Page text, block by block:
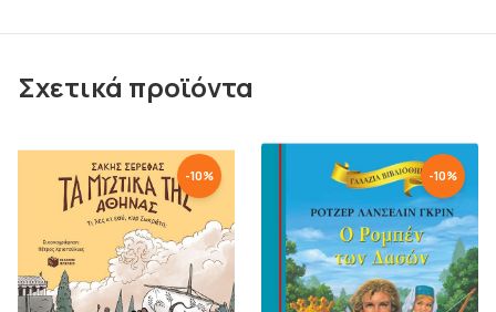
Σχετικά προϊόντα
-10% -10%